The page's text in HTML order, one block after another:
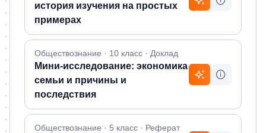
история изучения на простых
примерах
Обществознание · 10 класс · Доклад
Мини-исследование: экономика
семьи и причины и
последствия
Обществознание · 5 класс · Реферат